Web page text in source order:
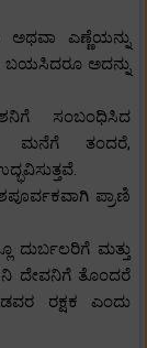
ಎಣ್ಣೆಯನ್ನು
ಬಯಸಿದರೂ ಅದನ್ನು
ಸಂಬಂಧಿಸಿದ
ಮನೆಗೆ ತಂದರೆ,
ಪ್ರಾಣಿ
ದುರ್ಬಲರಿಗೆ ಮತ್ತು
ದೇವನಿಗೆ ತೊಂದರೆ
ರಕ್ಷಕ ಎಂದು